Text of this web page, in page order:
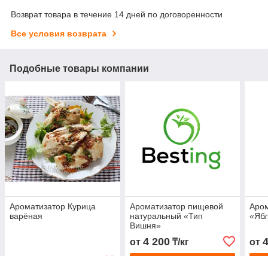
Возврат товара в течение 14 дней по договоренности
Все условия возврата
Подобные товары компании
Ароматизатор Курица
варёная
Ароматизатор пищевой
натуральный «Тип
Вишня»
от 4 200₸/кг от